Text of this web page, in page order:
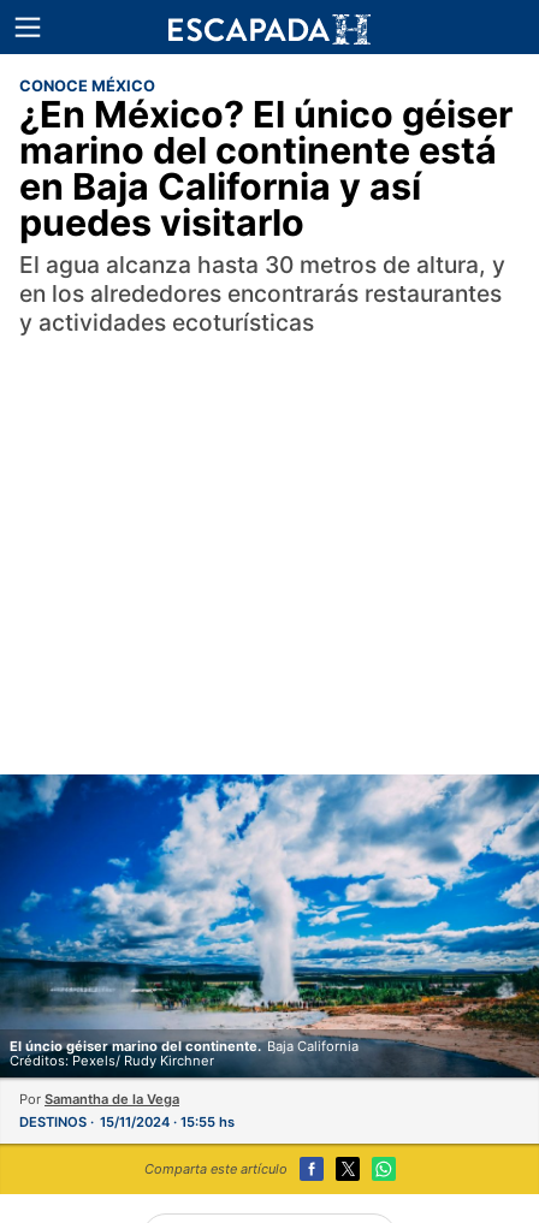
CONOCE MÉXICO
¿En México? El único géiser
marino del continente está
en Baja California y así
puedes visitarlo
El agua alcanza hasta 30 metros de altura, y
en los alrededores encontrarás restaurantes
y actividades ecoturísticas
El úncio géiser marino del continente. Baja California
Créditos: Pexels/ Rudy Kirchner
Por Samantha de la Vega
DESTINOS
15/11/2024 · 15:55 hs
Comparta este artículo